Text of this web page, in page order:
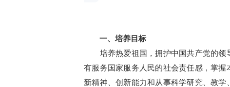
一、培养目标
培养热爱祖国，拥护中国共产党的领
有服务国家服务人民的社会责任感，掌
新精神、创新能力和从事科学研究、教